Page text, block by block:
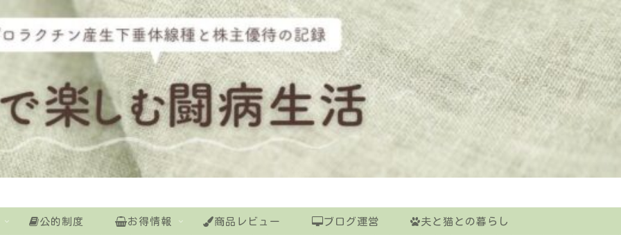
公的制度 お得情報 商品レビュー ブログ運営 夫と猫との暮らし